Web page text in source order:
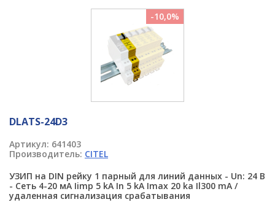
-10,0%
DLATS-24D3
Артикул: 641403
Производитель: CITEL
УЗИП на DIN рейку 1 парный для линий данных - Un: 24 В
- Сеть 4-20 мA Iimp 5 kA In 5 kA Imax 20 ka Il300 mA /
удаленная сигнализация срабатывания